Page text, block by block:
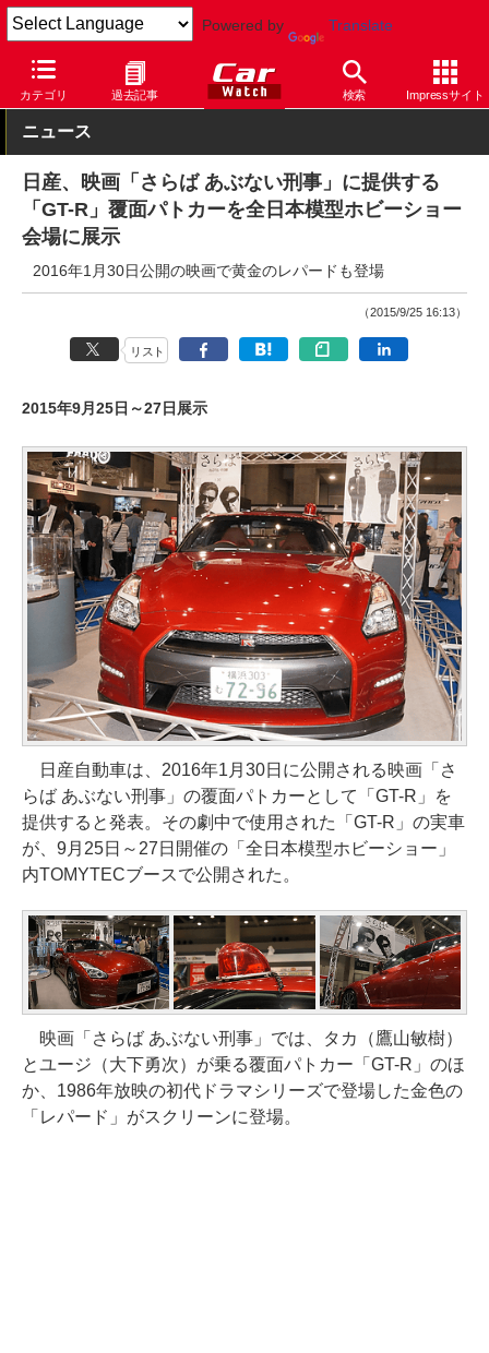
Powered by Translate
カテゴリ 過去記事 検索 Impressサイト
Car Watch 自動車 GT-R
ニュース
日産、映画「さらば あぶない刑事」に提供する
「GT-R」覆面パトカーを全日本模型ホビーショー
会場に展示
2016年1月30日公開の映画で黄金のレパードも登場
（2015/9/25 16:13）
リスト
2015年9月25日～27日展示
日産自動車は、2016年1月30日に公開される映画「さ
らば あぶない刑事」の覆面パトカーとして「GT-R」を
提供すると発表。その劇中で使用された「GT-R」の実車
が、9月25日～27日開催の「全日本模型ホビーショー」
内TOMYTECブースで公開された。
映画「さらば あぶない刑事」では、タカ（鷹山敏樹）
とユージ（大下勇次）が乗る覆面パトカー「GT-R」のほ
か、1986年放映の初代ドラマシリーズで登場した金色の
「レパード」がスクリーンに登場。